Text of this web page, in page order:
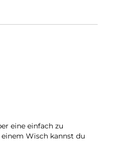
eine einfach zu
Wisch kannst du